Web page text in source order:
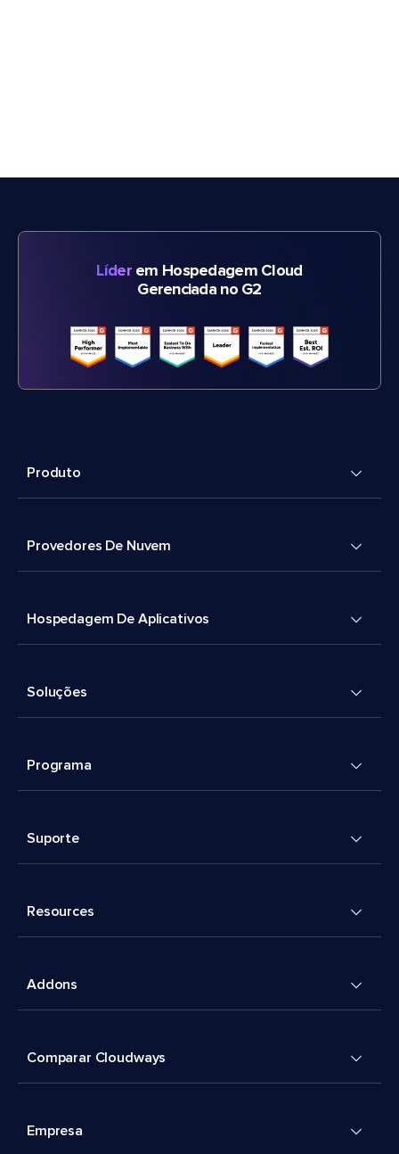
Líderem Hospedagem Cloud
Gerenciada no G2
Produto
Provedores De Nuvem
Hospedagem De Aplicativos
Soluções
Programa
Suporte
Resources
Addons
Comparar Cloudways
Empresa